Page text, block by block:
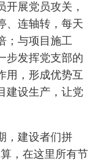
展党员攻关，
、连轴转，每天
；与项目施工
步发挥党支部的
用，形成优势互
建设生产，让党
，建设者们拼
，在这里所有节